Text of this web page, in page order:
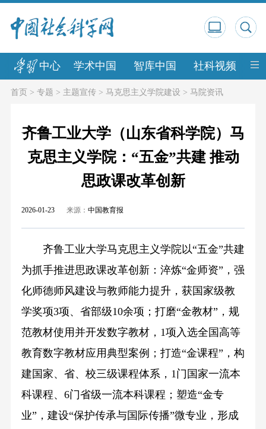
中心 学术中国 智库中国 社科视频 中
首页> 专题 > 主题宣传> 马克思主义学院建设 > 马院资讯
齐鲁工业大学（山东省科学院）马
克思主义学院：“五金”共建 推动
思政课改革创新
2026-01-23 来源： 中国教育报
齐鲁工业大学马克思主义学院以“五金”共建
为抓手推进思政课改革创新：淬炼“金师资”，强
化师德师风建设与教师能力提升，获国家级教
学奖项3项、省部级10余项；打磨“金教材”，规
范教材使用并开发数字教材，1项入选全国高等
教育数字教材应用典型案例；打造“金课程”，构
建国家、省、校三级课程体系，1门国家一流本
科课程、6门省级一流本科课程；塑造“金专
业”，建设“保护传承与国际传播”微专业，形成